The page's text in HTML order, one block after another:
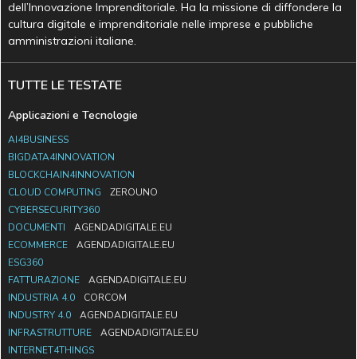
dell’Innovazione Imprenditoriale. Ha la missione di diffondere la
cultura digitale e imprenditoriale nelle imprese e pubbliche
amministrazioni italiane.
TUTTE LE TESTATE
Applicazioni e Tecnologie
AI4BUSINESS
BIGDATA4INNOVATION
BLOCKCHAIN4INNOVATION
CLOUD COMPUTING
ZEROUNO
CYBERSECURITY360
DOCUMENTI
AGENDADIGITALE.EU
ECOMMERCE
AGENDADIGITALE.EU
ESG360
FATTURAZIONE
AGENDADIGITALE.EU
INDUSTRIA 4.0
CORCOM
INDUSTRY 4.0
AGENDADIGITALE.EU
INFRASTRUTTURE
AGENDADIGITALE.EU
INTERNET4THINGS